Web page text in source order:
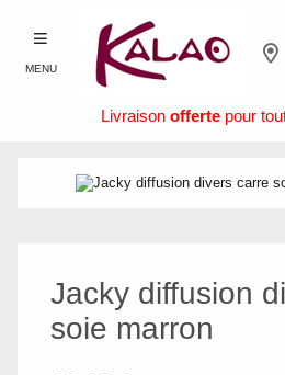
MENU
Livraison offerte pour
Jacky diffusion
soie marron